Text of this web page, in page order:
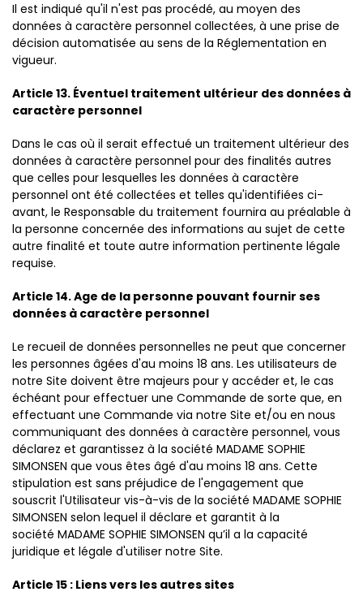
Il est indiqué qu'il n'est pas procédé, au moyen des
données à caractère personnel collectées, à une prise de
décision automatisée au sens de la Réglementation en
vigueur.
Article 13. Éventuel traitement ultérieur des données à
caractère personnel
Dans le cas où il serait effectué un traitement ultérieur des
données à caractère personnel pour des finalités autres
que celles pour lesquelles les données à caractère
personnel ont été collectées et telles qu'identifiées ci-
avant, le Responsable du traitement fournira au préalable à
la personne concernée des informations au sujet de cette
autre finalité et toute autre information pertinente légale
requise.
Article 14. Age de la personne pouvant fournir ses
données à caractère personnel
Le recueil de données personnelles ne peut que concerner
les personnes âgées d'au moins 18 ans. Les utilisateurs de
notre Site doivent être majeurs pour y accéder et, le cas
échéant pour effectuer une Commande de sorte que, en
effectuant une Commande via notre Site et/ou en nous
communiquant des données à caractère personnel, vous
déclarez et garantissez à la société MADAME SOPHIE
SIMONSEN que vous êtes âgé d'au moins 18 ans. Cette
stipulation est sans préjudice de l'engagement que
souscrit l'Utilisateur vis-à-vis de la société MADAME SOPHIE
SIMONSEN selon lequel il déclare et garantit à la
société MADAME SOPHIE SIMONSEN qu’il a la capacité
juridique et légale d'utiliser notre Site.
Article 15 : Liens vers les autres sites